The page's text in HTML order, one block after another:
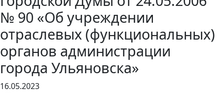
№ 90 «Об учреждении
отраслевых (функциональных)
органов администрации
города Ульяновска»
16.05.2023